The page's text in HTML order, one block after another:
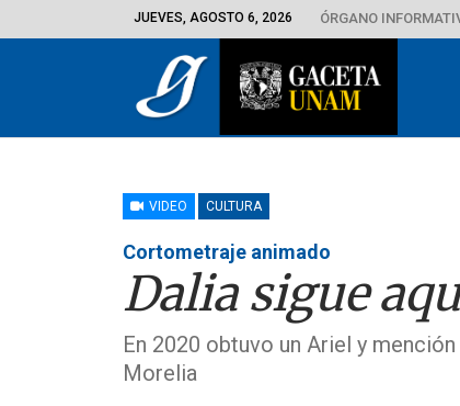
JUEVES, AGOSTO 6, 2026 ÓRGANO
VIDEO CULTURA
Cortometraje animado
Dalia sigue
En 2020 obtuvo un Ariel y
Morelia